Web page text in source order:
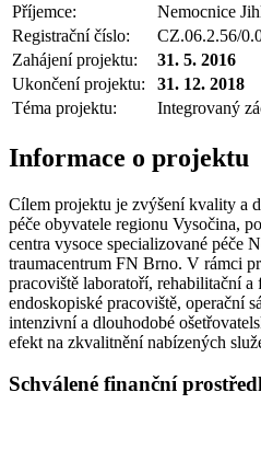
Příjemce:
Nemocnice
Registrační číslo:
CZ.06.2.56/
Zahájení projektu:
31. 5. 2016
Ukončení projektu:
31. 12. 2018
Téma projektu:
Integrovaný
Informace o projektu
Cílem projektu je zvýšení kvality a
péče obyvatele regionu Vysočina,
centra vysoce specializované péče
traumacentrum FN Brno. V rámci
pracoviště laboratoří, rehabilitační
endoskopiské pracoviště, operační
intenzivní a dlouhodobé
efekt na zkvalitnění nabízených
Schválené finanční